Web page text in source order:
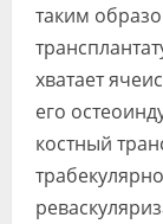
таким
хватает
его
костный